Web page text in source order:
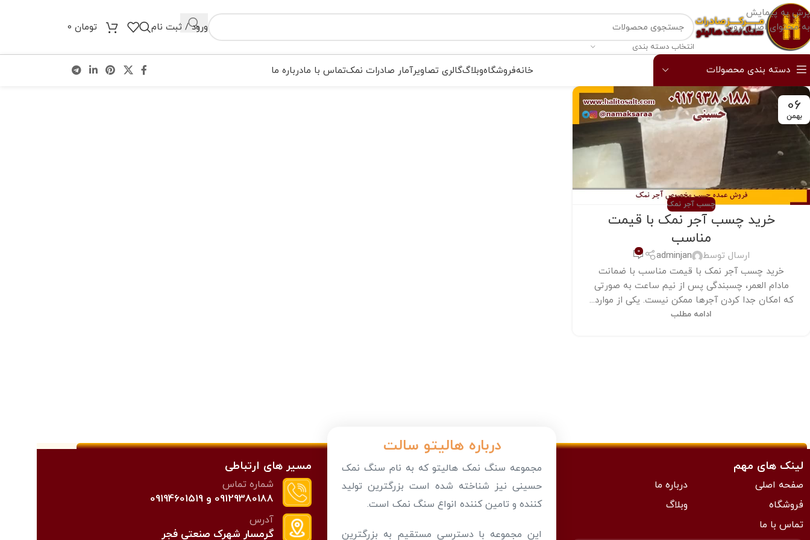
پرش به پیمایش
به محتوای اصلی بروید
انتخاب دسته بندی
ورود / ثبت نام تومان
دسته بندی محصولات خانهفروشگاهوبلاگگالری تصاویرآمار صادرات نمکتماس با مادرباره ما
06
بهمن
چسب آجر نمک
خرید چسب آجر نمک با قیمت
مناسب
ارسال توسط adminjan
0
خرید چسب آجر نمک با قیمت مناسب با ضمانت
مادام العمر، چسبندگی پس از نیم ساعت به صورتی
که امکان جدا کردن آجرها ممکن نیست. یکی از موارد...
ادامه مطلب
لینک های مهم
صفحه اصلی
فروشگاه
تماس با ما
درباره ما
وبلاگ
درباره هالیتو سالت
مجموعه سنگ نمک هالیتو که به نام سنگ نمک
حسینی نیز شناخته شده است بزرگترین تولید
کننده و تامین کننده انواع سنگ نمک است.
این مجموعه با دسترسی مستقیم به بزرگترین
مسیر های ارتباطی
شماره تماس
09129380188 و 09194601519
آدرس
گرمسار شهرک صنعتی فجر